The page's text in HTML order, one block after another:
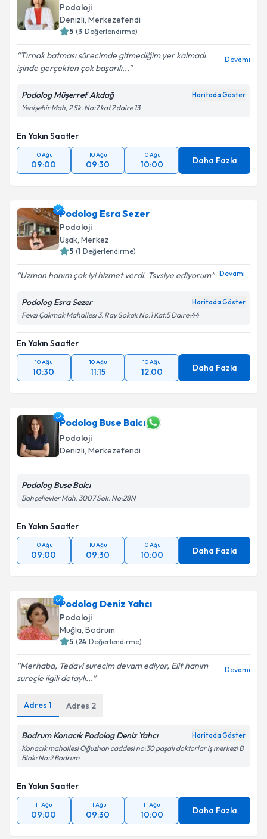
Podoloji
Denizli, Merkezefendi
5 (3 Değerlendirme)
Tırnak batması sürecimde gitmediğim yer kalmadı
işinde gerçekten çok başarılı...
Devamı
Podolog Müşerref Akdağ Haritada Göster
Yenişehir Mah, 2 Sk. No:7 kat 2 daire 13
En Yakın Saatler
10 Ağu
09:00
10 Ağu
09:30
10 Ağu
10:00 Daha Fazla
Podolog Esra Sezer
Podoloji
Uşak, Merkez
5 (1 Değerlendirme)
Uzman hanım çok iyi hizmet verdi. Tsvsiye ediyorum Devamı
Podolog Esra Sezer Haritada Göster
Fevzi Çakmak Mahallesi 3. Ray Sokak No:1 Kat:5 Daire:44
En Yakın Saatler
10 Ağu
10:30
10 Ağu
11:15
10 Ağu
12:00 Daha Fazla
Podolog Buse Balcı
Podoloji
Denizli, Merkezefendi
Podolog Buse Balcı
Bahçelievler Mah. 3007 Sok. No:28N
En Yakın Saatler
10 Ağu
09:00
10 Ağu
09:30
10 Ağu
10:00 Daha Fazla
Podolog Deniz Yahcı
Podoloji
Muğla, Bodrum
5 (24 Değerlendirme)
Merhaba, Tedavi surecim devam ediyor, Elif hanım
sureçle ilgili detaylı...
Devamı
Adres 1 Adres 2
Bodrum Konacık Podolog Deniz Yahcı Haritada Göster
Konacık mahallesi Oğuzhan caddesi no:30 paşalı doktorlar iş merkezi B
Blok: No:2 Bodrum
En Yakın Saatler
11 Ağu
09:00
11 Ağu
09:30
11 Ağu
10:00 Daha Fazla